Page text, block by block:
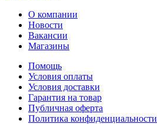
О компании
Новости
Вакансии
Магазины
Помощь
Условия оплаты
Условия доставки
Гарантия на товар
Публичная оферта
Политика конфиденциальности